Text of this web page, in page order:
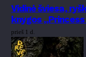
Vidinė šviesa,
knygos
prieš 1 d.